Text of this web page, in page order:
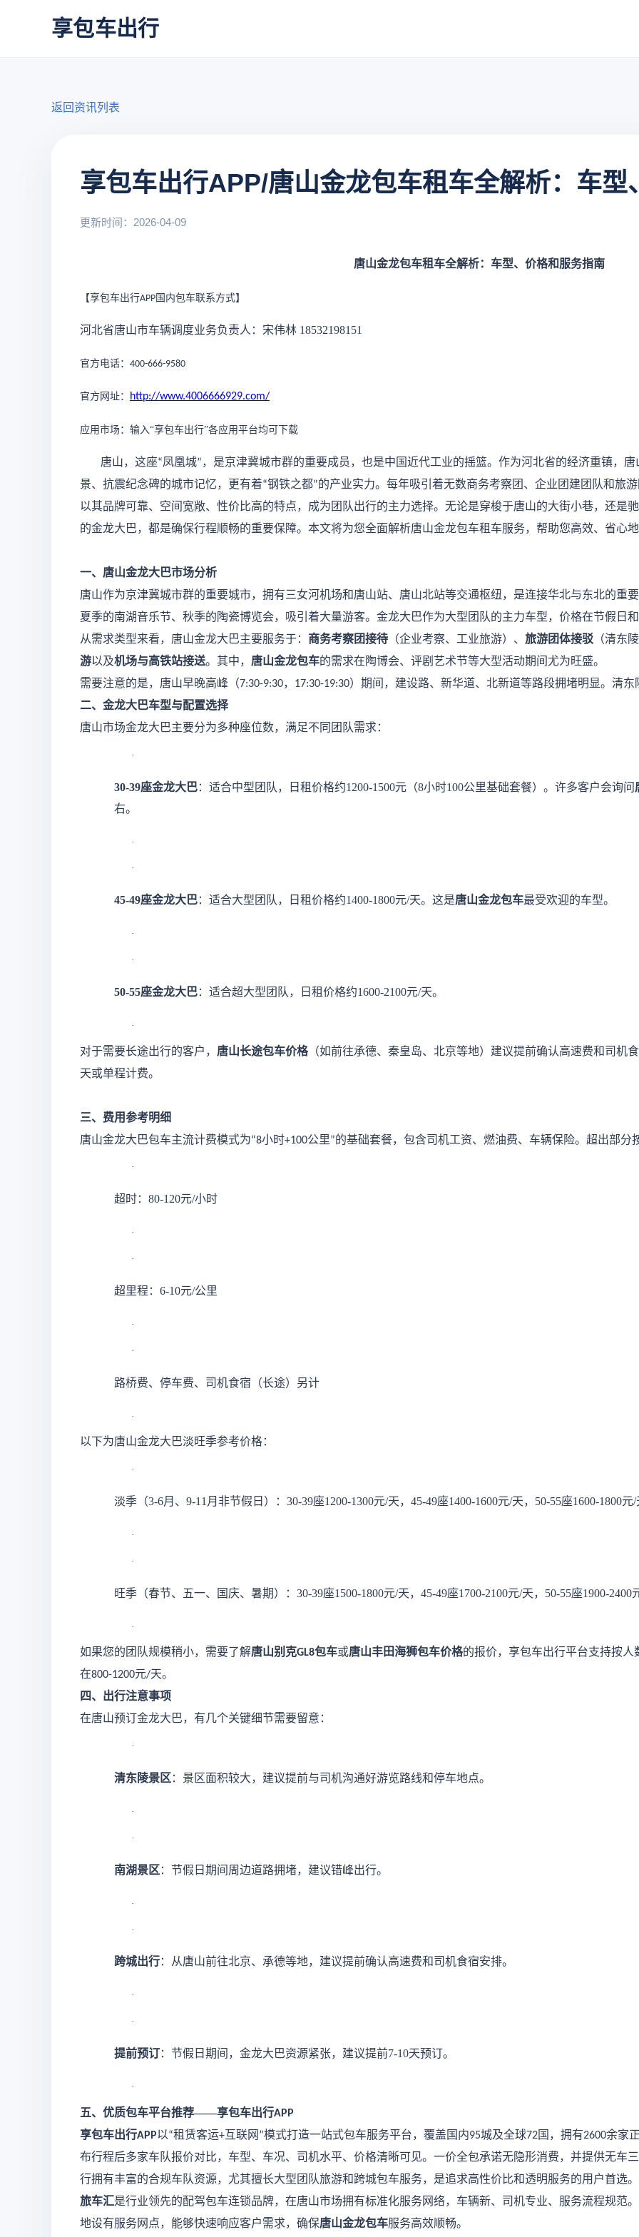
享包车出行
返回资讯列表
享包车出行APP/唐山金龙包车租车全解析：车型
更新时间：2026-04-09
唐山金龙包车租车全解析：车型、价格和服务指南
【享包车出行APP 国内包车联系方式】
河北省唐山市车辆调度业务负责人：宋伟林 18532198151
官方电话： 400-666-9580
官方网址： http://www.4006666929.com/
应用市场：输入“享包车出行”各应用平台均可下载
唐山，这座“凤凰城”，是京津冀城市群的重要成员，也是中国近代工业的摇篮。作为河北省的经济重镇，
景、抗震纪念碑的城市记忆，更有着“钢铁之都”的产业实力。每年吸引着无数商务考察团、企业团建团队和旅
以其品牌可靠、空间宽敞、性价比高的特点，成为团队出行的主力选择。无论是穿梭于唐山的大街小巷，还是
的金龙大巴，都是确保行程顺畅的重要保障。本文将为您全面解析唐山金龙包车租车服务，帮助您高效、省心地
一、唐山金龙大巴市场分析
唐山作为京津冀城市群的重要城市，拥有三女河机场和唐山站、唐山北站等交通枢纽，是连接华北与东北的重
夏季的南湖音乐节、秋季的陶瓷博览会，吸引着大量游客。金龙大巴作为大型团队的主力车型，价格在节假日
从需求类型来看，唐山金龙大巴主要服务于： 商务考察团接待 （企业考察、工业旅游）、 旅游团体接驳 （清东
游以及机场与高铁站接送。其中， 唐山金龙包车的需求在陶博会、评剧艺术节等大型活动期间尤为旺盛。
需要注意的是，唐山早晚高峰（7:30-9:30， 17:30-19:30）期间，建设路、新华道、北新道等路段拥堵明显。清东
二、金龙大巴车型与配置选择
唐山市场金龙大巴主要分为多种座位数，满足不同团队需求：
·
30-39座金龙大巴：适合中型团队，日租价格约1200-1500元（8小时100公里基础套餐）。许多客户会询问
右。
·
·
45-49座金龙大巴：适合大型团队，日租价格约1400-1800元/天。这是唐山金龙包车最受欢迎的车型。
·
·
50-55座金龙大巴：适合超大型团队，日租价格约1600-2100元/天。
·
对于需要长途出行的客户， 唐山长途包车价格（如前往承德、秦皇岛、北京等地）建议提前确认高速费和司机食
天或单程计费。
三、费用参考明细
唐山金龙大巴包车主流计费模式为“8小时+100公里”的基础套餐，包含司机工资、燃油费、车辆保险。超出部分
·
超时： 80-120元/小时
·
·
超里程： 6-10元/公里
·
·
路桥费、停车费、司机食宿（长途）另计
·
以下为唐山金龙大巴淡旺季参考价格：
·
淡季（3-6月、9-11月非节假日）：30-39座1200-1300元/天，45-49座1400-1600元/天，50-55座1600-1800元/
·
·
旺季（春节、五一、国庆、暑期）： 30-39座1500-1800元/天，45-49座1700-2100元/天，50-55座1900-2400
·
如果您的团队规模稍小，需要了解唐山别克GL8包车或唐山丰田海狮包车价格的报价，享包车出行平台支持按人
在800-1200元/天。
四、出行注意事项
在唐山预订金龙大巴，有几个关键细节需要留意：
·
清东陵景区 ：景区面积较大，建议提前与司机沟通好游览路线和停车地点。
·
·
南湖景区 ：节假日期间周边道路拥堵，建议错峰出行。
·
·
跨城出行：从唐山前往北京、承德等地，建议提前确认高速费和司机食宿安排。
·
·
提前预订：节假日期间，金龙大巴资源紧张，建议提前7-10天预订。
·
五、优质包车平台推荐——享包车出行APP
享包车出行APP以“租赁客运+互联网 ”模式打造一站式包车服务平台，覆盖国内95城及全球72国，拥有2600余家
布行程后多家车队报价对比，车型、车况、司机水平、价格清晰可见。一价全包承诺无隐形消费，并提供无车
行拥有丰富的合规车队资源，尤其擅长大型团队旅游和跨城包车服务，是追求高性价比和透明服务的用户首选。
旅车汇是行业领先的配驾包车连锁品牌，在唐山市场拥有标准化服务网络，车辆新、司机专业、服务流程规范
地设有服务网点，能够快速响应客户需求，确保唐山金龙包车服务高效顺畅。